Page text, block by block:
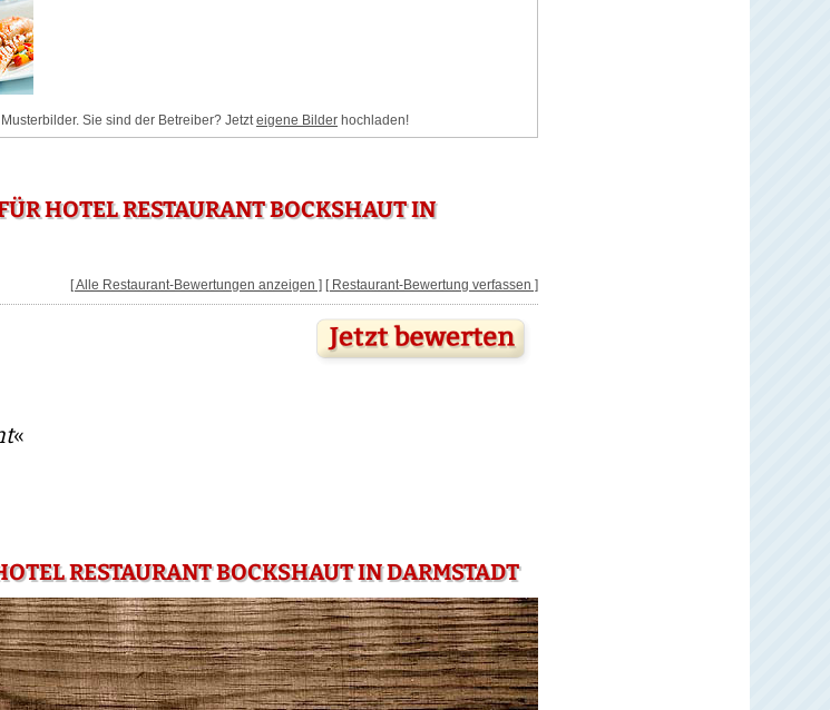
Sie sind der Betreiber? Jetzteigene Bilder hochladen!
HOTEL RESTAURANT BOCKSHAUT IN
[ Alle Restaurant-Bewertungen anzeigen ] [ Restaurant-Bewertung verfassen ]
«
RESTAURANT BOCKSHAUT IN DARMSTADT